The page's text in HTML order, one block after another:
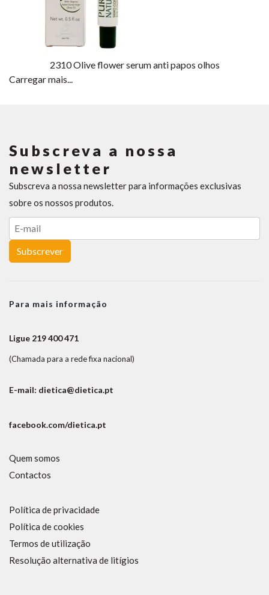
2310Olive flower serum anti papos olhos
Carregar mais...
Subscreva a nossa
newsletter
Subscreva a nossa newsletter para informações exclusivas
sobre os nossos produtos.
Subscrever
Para mais informação
Ligue 219 400 471
(Chamada para a rede fixa nacional)
E-mail: dietica@dietica.pt
facebook.com/dietica.pt
Quem somos
Contactos
Política de privacidade
Política de cookies
Termos de utilização
Resolução alternativa de litígios